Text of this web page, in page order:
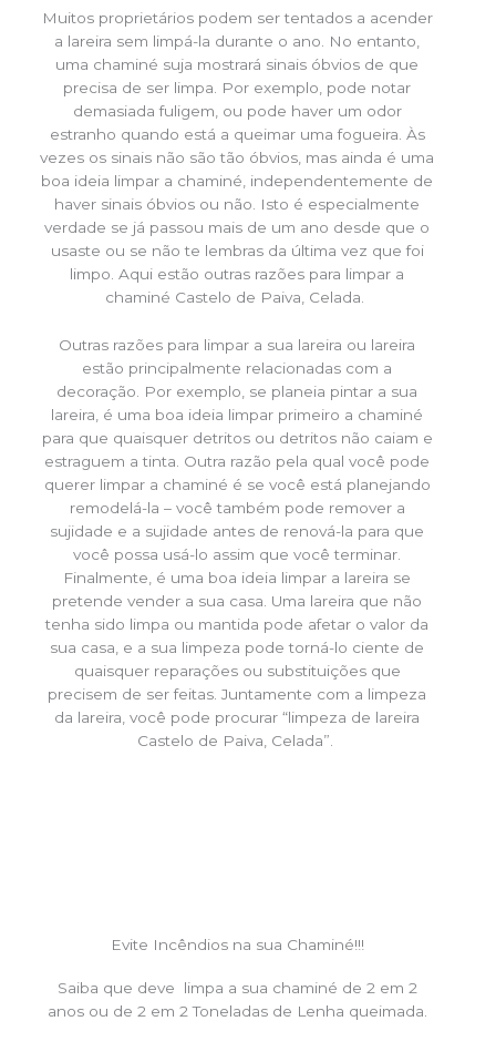
Muitos proprietários podem ser tentados a acender
a lareira sem limpá-la durante o ano. No entanto,
uma chaminé suja mostrará sinais óbvios de que
precisa de ser limpa. Por exemplo, pode notar
demasiada fuligem, ou pode haver um odor
estranho quando está a queimar uma fogueira. Às
vezes os sinais não são tão óbvios, mas ainda é uma
boa ideia limpar a chaminé, independentemente de
haver sinais óbvios ou não. Isto é especialmente
verdade se já passou mais de um ano desde que o
usaste ou se não te lembras da última vez que foi
limpo. Aqui estão outras razões para limpar a
chaminé Castelo de Paiva, Celada.
Outras razões para limpar a sua lareira ou lareira
estão principalmente relacionadas com a
decoração. Por exemplo, se planeia pintar a sua
lareira, é uma boa ideia limpar primeiro a chaminé
para que quaisquer detritos ou detritos não caiam e
estraguem a tinta. Outra razão pela qual você pode
querer limpar a chaminé é se você está planejando
remodelá-la – você também pode remover a
sujidade e a sujidade antes de renová-la para que
você possa usá-lo assim que você terminar.
Finalmente, é uma boa ideia limpar a lareira se
pretende vender a sua casa. Uma lareira que não
tenha sido limpa ou mantida pode afetar o valor da
sua casa, e a sua limpeza pode torná-lo ciente de
quaisquer reparações ou substituições que
precisem de ser feitas. Juntamente com a limpeza
da lareira, você pode procurar “limpeza de lareira
Castelo de Paiva, Celada”.
Evite Incêndios na sua Chaminé!!!
Saiba que deve limpa a sua chaminé de 2 em 2
anos ou de 2 em 2 Toneladas de Lenha queimada.